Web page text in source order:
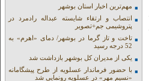
مهم‌ترین اخبار استان بوشهر
انتصاب و ارتقاء شایسته عبداله رادمرد در
پتروشیمی جم+تصویر
تاخت و تاز گرما در بوشهر/ دمای «اهرم» به
52 درجه رسید
یکی از مدیران کل بوشهر بازداشت شد
با حضور فرماندار عسلویه از طرح پیشگامانه
«نسیم مهر» در عسلویه رونمایی شد